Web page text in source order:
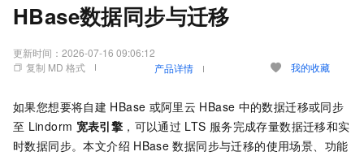
HBase数据同步与迁移
更新时间： 2026-07-16 09:06:12
复制 MD 格式
产品详情 我的收藏
如果您想要将自建 HBase 或阿里云 HBase 中的数据迁移或同步
至 Lindorm 宽表引擎 ，可以通过 LTS 服务完成存量数据迁移和实
时数据同步。本文介绍 HBase 数据同步与迁移的使用场景、功能